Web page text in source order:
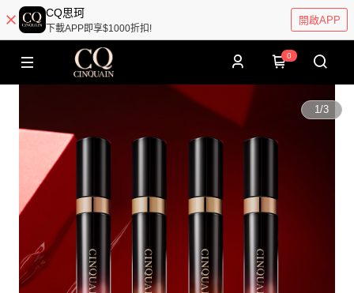
CQ思珂
下載APP即享$1000折扣!
開啟APP
0
1/3